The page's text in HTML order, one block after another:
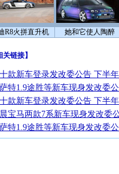
R8火拼直升机 她和它使人陶醉
关链接】
款新车登录发改委公告 下半
特1.9途胜等新车现身发改委
款新车登录发改委公告 下半
宝马两款7系新车现身发改委
特1.9途胜等新车现身发改委